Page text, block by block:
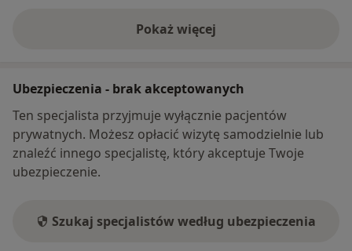
Pokaż więcej
o adresie
Ubezpieczenia - brak akceptowanych
Ten specjalista przyjmuje wyłącznie pacjentów
prywatnych. Możesz opłacić wizytę samodzielnie lub
znaleźć innego specjalistę, który akceptuje Twoje
ubezpieczenie.
Szukaj specjalistów według ubezpieczenia